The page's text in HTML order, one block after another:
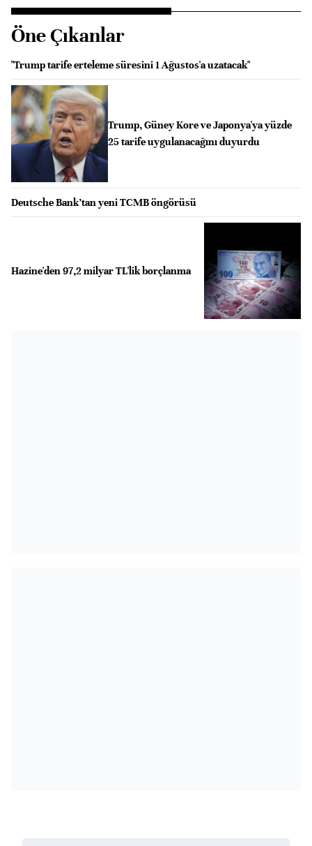
Öne Çıkanlar
"Trump tarife erteleme süresini 1 Ağustos'a uzatacak"
Trump, Güney Kore ve Japonya'ya yüzde
25 tarife uygulanacağını duyurdu
Deutsche Bank’tan yeni TCMB öngörüsü
Hazine'den 97,2 milyar TL'lik borçlanma